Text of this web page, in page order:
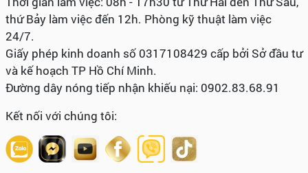
thứ Bảy làm việc đến 12h. Phòng kỹ thuật làm việc
24/7.
Giấy phép kinh doanh số 0317108429 cấp bởi Sở đầu tư
và kế hoạch TP Hồ Chí Minh.
Đường dây nóng tiếp nhận khiếu nại: 0902.83.68.91
Kết nối với chúng tôi: